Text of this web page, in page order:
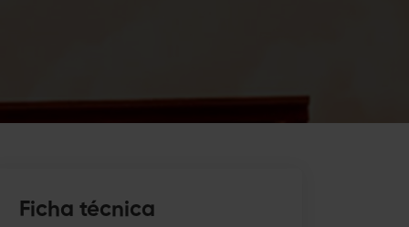
Ficha técnica